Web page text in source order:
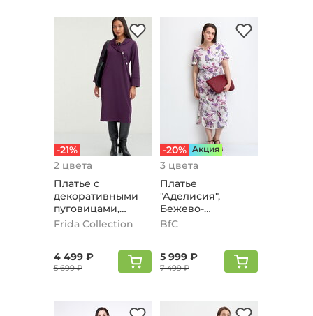
-21%
2 цвета
Платье с
декоративными
пугoвицами,
сиреневый
Frida Collection
4 499 ₽
5 699 ₽
-20% Aкция
3 цвета
Платье
"Аделисия",
Бежево-
сиреневый
BfC
5 999 ₽
7 499 ₽